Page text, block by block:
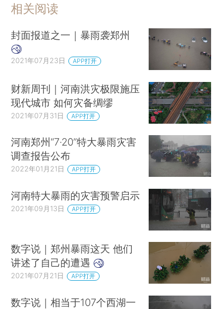
相关阅读
封面报道之一｜暴雨袭郑州
2021年07月23日 APP打开
财新周刊｜河南洪灾极限施压
现代城市 如何灾备绸缪
2021年07月31日 APP打开
河南郑州“7·20”特大暴雨灾害
调查报告公布
2022年01月21日 APP打开
河南特大暴雨的灾害预警启示
2021年09月13日 APP打开
数字说｜郑州暴雨这天 他们
讲述了自己的遭遇
2021年07月21日 APP打开
数字说｜相当于107个西湖一